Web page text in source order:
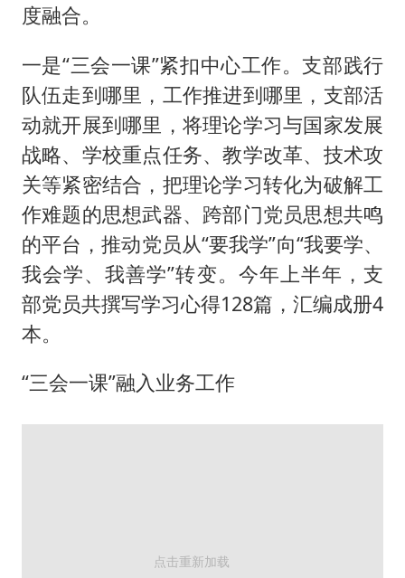
度融合。
一是“三会一课”紧扣中心工作。支部践行
队伍走到哪里，工作推进到哪里，支部活
动就开展到哪里，将理论学习与国家发展
战略、学校重点任务、教学改革、技术攻
关等紧密结合，把理论学习转化为破解工
作难题的思想武器、跨部门党员思想共鸣
的平台，推动党员从“要我学”向“我要学、
我会学、我善学”转变。今年上半年，支
部党员共撰写学习心得128篇，汇编成册4
本。
“三会一课”融入业务工作